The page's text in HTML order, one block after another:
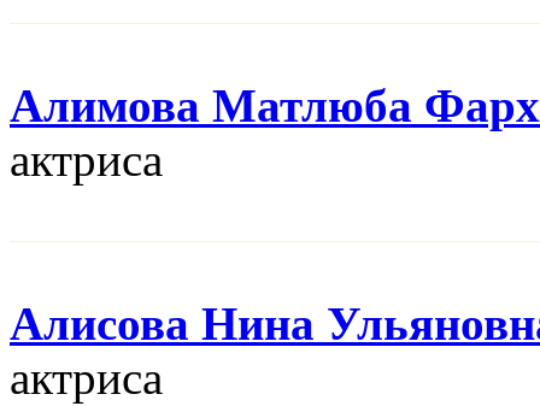
Алимова Матлюба
актриса
Алисова Нина
актриса